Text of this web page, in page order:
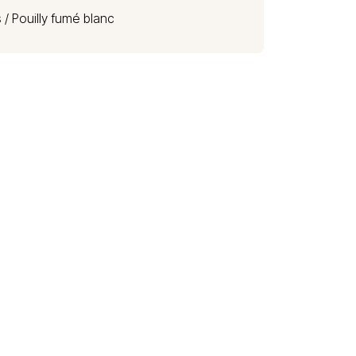
/ Pouilly fumé blanc